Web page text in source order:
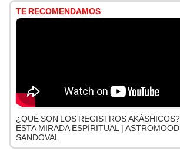
TE RECOMENDAMOS
¿QUÉ SON LOS REGISTROS
ESTA MIRADA ESPIRITUAL |
SANDOVAL